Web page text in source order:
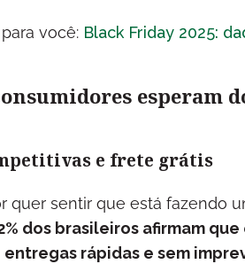
você: Black Friday 2025:
esperam
e frete grátis
quer sentir que está fazendo
dos brasileiros afirmam
entregas rápidas e sem